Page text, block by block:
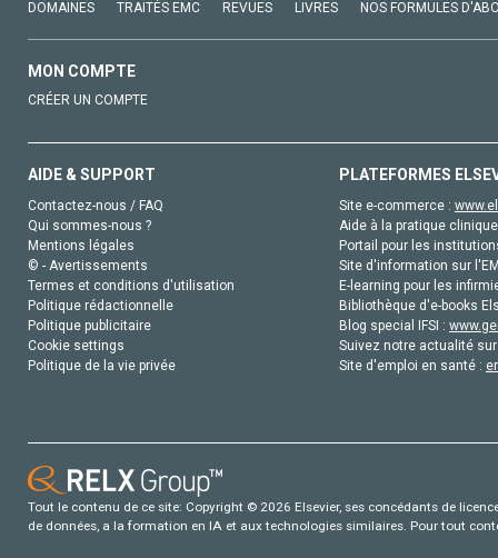
DOMAINES TRAITÉS EMC REVUES LIVRES NOS FORMULES
MON COMPTE
CRÉER UN COMPTE
AIDE & SUPPORT
Contactez-nous / FAQ
Qui sommes-nous ?
Mentions légales
© - Avertissements
Termes et conditions d'utilisation
Politique rédactionnelle
Politique publicitaire
Cookie settings
Politique de la vie privée
PLATEFORMES
Site e-commerce :
Aide à la pratique
Portail pour les
Site d'information sur
E-learning pour les
Bibliothèque d'e-books
Blog special IFSI :
Suivez notre actualité
Site d'emploi en santé :
Tout le contenu de ce site: Copyright © 2026 Elsevier, ses concédants de
de données, a la formation en IA et aux technologies similaires. Pour tout